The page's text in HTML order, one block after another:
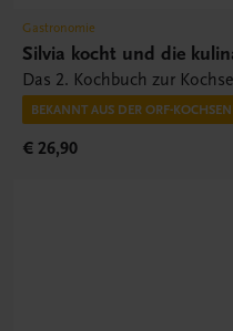
Gastronomie
Silvia kocht und die
Das 2. Kochbuch zur
BEKANNT AUS DER ORF-
€ 26,90